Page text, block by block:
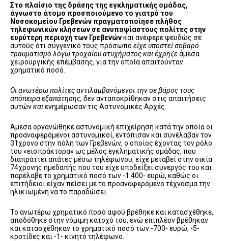
Στο πλαίσιο της δράσης της εγκληματικής ομάδας,
άγνωστο άτομο προσποιούμενο το γιατρό του
Νοσοκομείου Γρεβενών πραγματοποίησε πλήθος
τηλεφωνικών κλήσεων σε ανυποψίαστους πολίτες στην
ευρύτερη περιοχή των Γρεβενώνκαι ανέφερε ψευδώς σε
αυτούς ότι συγγενικό τους πρόσωπο είχε υποστεί σοβαρό
τραυματισμό λόγω τροχαίου ατυχήματος και έχρηζεάμεσα
χειρουργικής επέμβασης, για την οποία απαιτούνταν
χρηματικό ποσό
Οι ανωτέρω πολίτες αντιλαμβανόμενοι την σε βάρος τους
απόπειρα εξαπάτησης, δενανταποκρίθηκαν στις απαιτήσεις
αυτώνκαι ενημέρωσαν τις Αστυνομικές Αρχές.
Άμεσα οργανώθηκε αστυνομική επιχείρηση κατά την οποία οι
προαναφερόμενοι αστυνομικοί, εντόπισαν και συνέλαβαν τον
31χρονο στην πόλη των Γρεβενών, ο οποίος έχοντας τον ρόλο
του «εισπράκτορα» ως μέλος εγκληματικής ομάδας, που
διαπράττει απάτες μέσω τηλέφωνου, είχε μεταβεί στην οικία
74χρονης ημεδαπής που του είχε υποδείξει συνεργός του και
παρέλαβε το χρηματικό ποσό των -1.400- ευρώ, καθώς οι
επιτήδειοι είχαν πείσει με το προαναφερόμενο τέχνασμα την
ηλικιωμένη να το παραδώσει.
Το ανωτέρω χρηματικό ποσό αφού βρέθηκε και κατασχέθηκε,
αποδόθηκε στην νόμιμη κάτοχό του, ενώ επιπλέον βρέθηκαν
και κατασχέθηκαν το χρηματικό ποσό των -700- ευρώ, -5-
κροτίδες και -1- κινητό τηλέφωνο.